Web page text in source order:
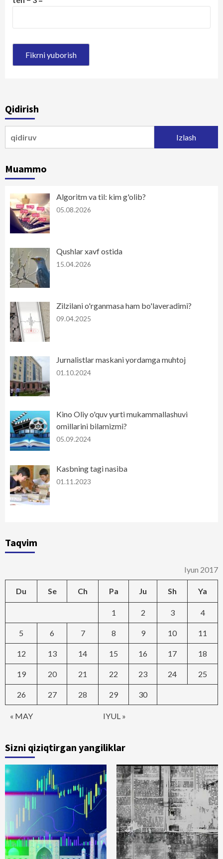
Qidirish
Muammo
Algoritm va til: kim g'olib?
05.08.2026
Qushlar xavf ostida
15.04.2026
Zilzilani o'rganmasa ham bo'laveradimi?
09.04.2025
Jurnalistlar maskani yordamga muhtoj
01.10.2024
Kino Oliy o'quv yurti mukammallashuvi
omillarini bilamizmi?
05.09.2024
Kasbning tagi nasiba
01.11.2023
Taqvim
Iyun 2017
Du Se Ch Pa Ju Sh Ya
« MAY IYUL »
1 2 3 4
5 6 7 8 9 10 11
12 13 14 15 16 17 18
19 20 21 22 23 24 25
26 27 28 29 30
Sizni qiziqtirgan yangiliklar